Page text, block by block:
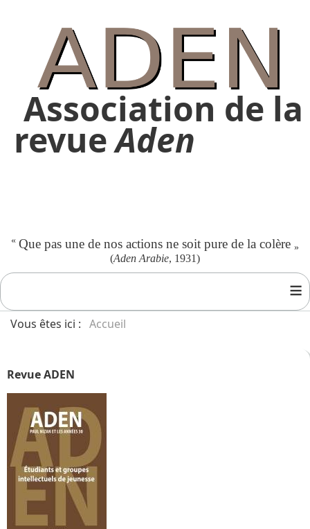
Association de la
revueAden
« Que pas une de nos actions ne soit pure de la colère »
(Aden Arabie, 1931)
≡
Vous êtes ici : Accueil
Revue ADEN